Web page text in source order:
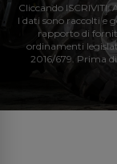
Cliccando
I dati sono raccolti e
rapporto di
ordinamenti
2016/679. Prima